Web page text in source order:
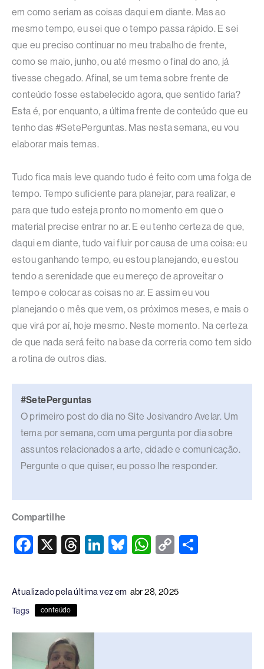
em como seriam as coisas daqui em diante. Mas ao
mesmo tempo, eu sei que o tempo passa rápido. E sei
que eu preciso continuar no meu trabalho de frente,
como se maio, junho, ou até mesmo o final do ano, já
tivesse chegado. Afinal, se um tema sobre frente de
conteúdo fosse estabelecido agora, que sentido faria?
Esta é, por enquanto, a última frente de conteúdo que eu
tenho das #SetePerguntas. Mas nesta semana, eu vou
elaborar mais temas.
Tudo fica mais leve quando tudo é feito com uma folga de
tempo. Tempo suficiente para planejar, para realizar, e
para que tudo esteja pronto no momento em que o
material precise entrar no ar. E eu tenho certeza de que,
daqui em diante, tudo vai fluir por causa de uma coisa: eu
estou ganhando tempo, eu estou planejando, eu estou
tendo a serenidade que eu mereço de aproveitar o
tempo e colocar as coisas no ar. E assim eu vou
planejando o mês que vem, os próximos meses, e mais o
que virá por aí, hoje mesmo. Neste momento. Na certeza
de que nada será feito na base da correria como tem sido
a rotina de outros dias.
#SetePerguntas
O primeiro post do dia no Site Josivandro Avelar. Um
tema por semana, com uma pergunta por dia sobre
assuntos relacionados a arte, cidade e comunicação.
Pergunte o que quiser, eu posso lhe responder.
Compartilhe
F
e
b
o
o
X
T
a
s
Li
e
n
Bl
sk
W
s
p
C
y
n
Atualizado pela última vez em abr 28, 2025
Tags conteúdo